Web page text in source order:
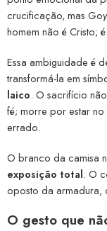
crucificação, mas
homem não é Cristo; é
Essa ambiguidade é
transformá-la em
laico. O sacrifício
fé; morre por estar
errado.
O branco da camisa
exposição total. O
oposto da armadura,
O gesto que